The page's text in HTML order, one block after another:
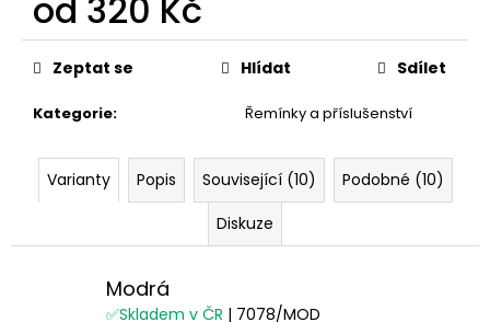
od 320 Kč
Měrná
cena:
Kategorie: Řemínky a příslušenství
Zeptat se Hlídat Sdílet
Varianty Popis Související (10)
Podobné (10)
Diskuze
Modrá
✅Skladem v ČR | 7078/MOD